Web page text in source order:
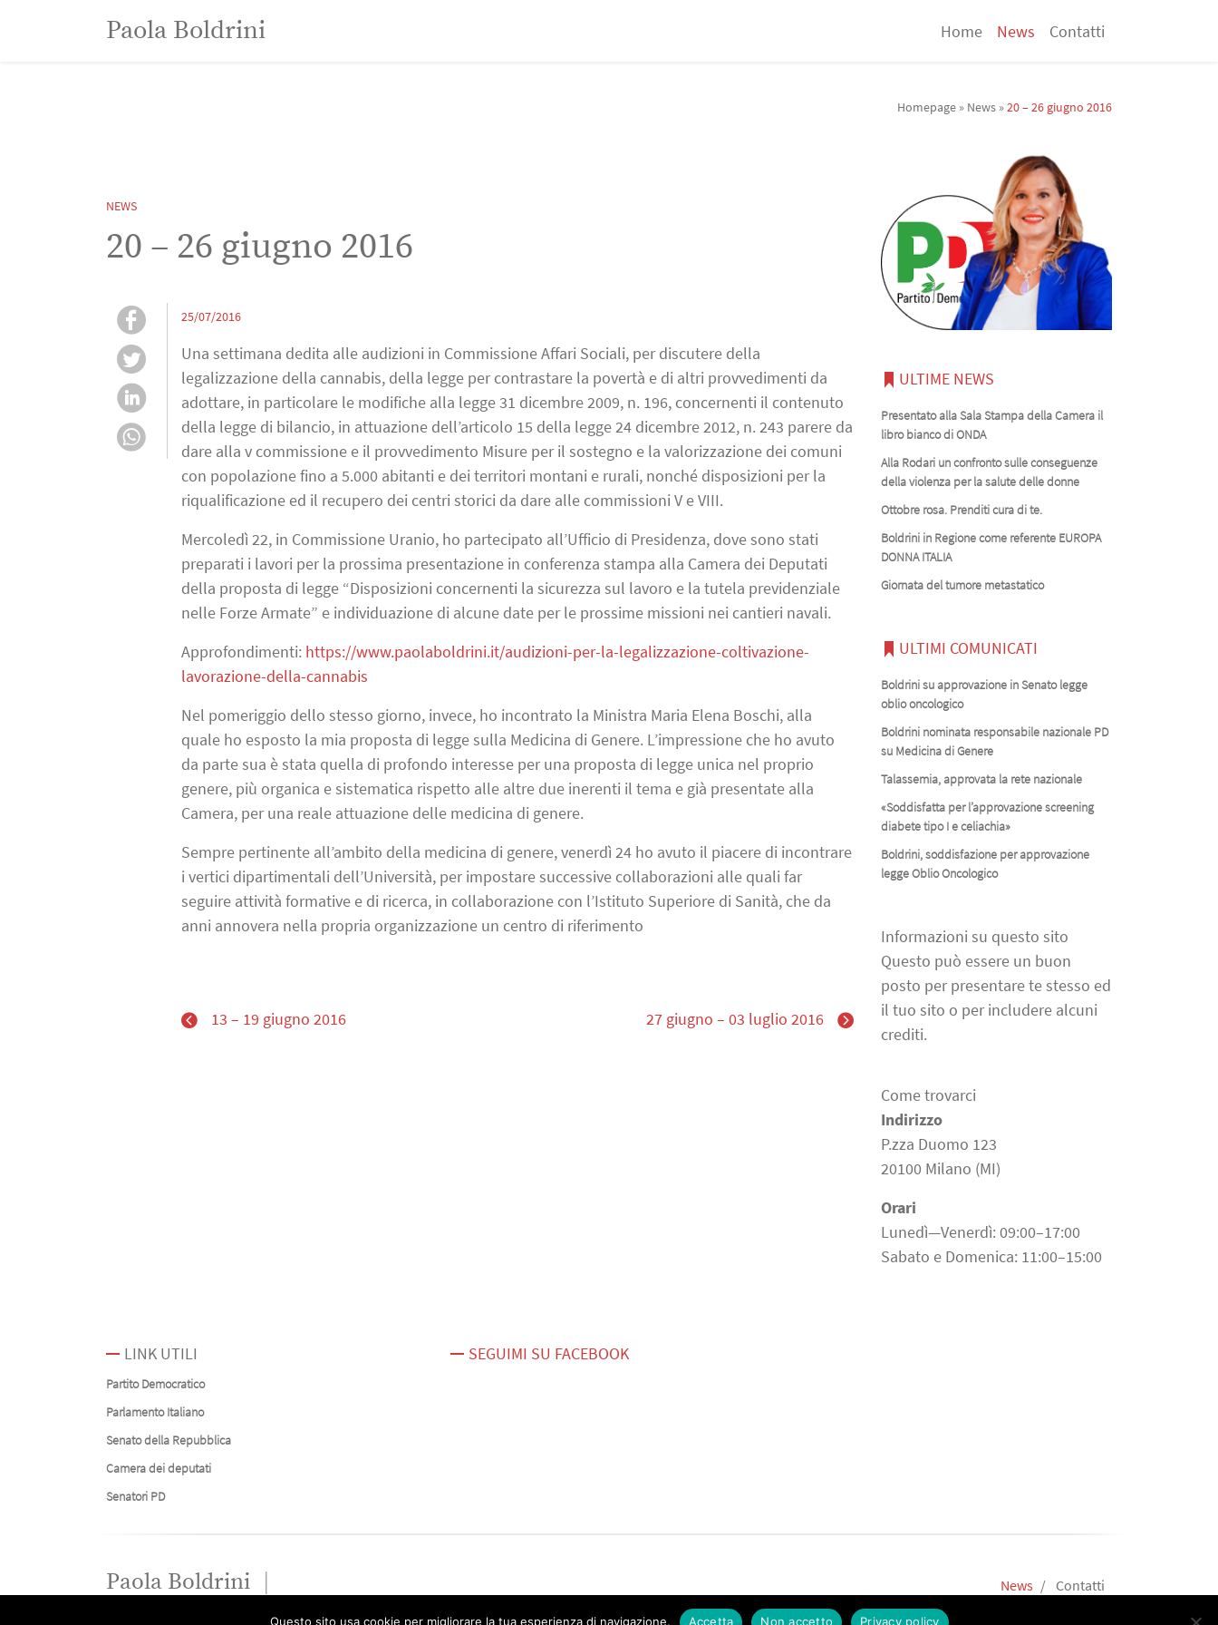
Paola BoldriniPaola Boldrini Home News Contatti
Homepage » News »20 – 26 giugno 2016
NEWS
20 – 26 giugno 2016
25/07/2016
Una settimana dedita alle audizioni in Commissione Affari Sociali, per discutere della
legalizzazione della cannabis, della legge per contrastare la povertà e di altri provvedimenti da
adottare, in particolare le modifiche alla legge 31 dicembre 2009, n. 196, concernenti il contenuto
della legge di bilancio, in attuazione dell’articolo 15 della legge 24 dicembre 2012, n. 243 parere da
dare alla v commissione e il provvedimento Misure per il sostegno e la valorizzazione dei comuni
con popolazione fino a 5.000 abitanti e dei territori montani e rurali, nonché disposizioni per la
riqualificazione ed il recupero dei centri storici da dare alle commissioni V e VIII.
Mercoledì 22, in Commissione Uranio, ho partecipato all’Ufficio di Presidenza, dove sono stati
preparati i lavori per la prossima presentazione in conferenza stampa alla Camera dei Deputati
della proposta di legge “Disposizioni concernenti la sicurezza sul lavoro e la tutela previdenziale
nelle Forze Armate” e individuazione di alcune date per le prossime missioni nei cantieri navali.
Approfondimenti: https://www.paolaboldrini.it/audizioni-per-la-legalizzazione-coltivazione-
lavorazione-della-cannabis
Nel pomeriggio dello stesso giorno, invece, ho incontrato la Ministra Maria Elena Boschi, alla
quale ho esposto la mia proposta di legge sulla Medicina di Genere. L’impressione che ho avuto
da parte sua è stata quella di profondo interesse per una proposta di legge unica nel proprio
genere, più organica e sistematica rispetto alle altre due inerenti il tema e già presentate alla
Camera, per una reale attuazione delle medicina di genere.
Sempre pertinente all’ambito della medicina di genere, venerdì 24 ho avuto il piacere di incontrare
i vertici dipartimentali dell’Università, per impostare successive collaborazioni alle quali far
seguire attività formative e di ricerca, in collaborazione con l’Istituto Superiore di Sanità, che da
anni annovera nella propria organizzazione un centro di riferimento
13 – 19 giugno 2016 27 giugno – 03 luglio 2016
ULTIME NEWS
Presentato alla Sala Stampa della Camera il
libro bianco di ONDA
Alla Rodari un confronto sulle conseguenze
della violenza per la salute delle donne
Ottobre rosa. Prenditi cura di te.
Boldrini in Regione come referente EUROPA
DONNA ITALIA
Giornata del tumore metastatico
ULTIMI COMUNICATI
Boldrini su approvazione in Senato legge
oblio oncologico
Boldrini nominata responsabile nazionale PD
su Medicina di Genere
Talassemia, approvata la rete nazionale
«Soddisfatta per l’approvazione screening
diabete tipo I e celiachia»
Boldrini, soddisfazione per approvazione
legge Oblio Oncologico
Informazioni su questo sito
Questo può essere un buon
posto per presentare te stesso ed
il tuo sito o per includere alcuni
crediti.
Come trovarci
Indirizzo
P.zza Duomo 123
20100 Milano (MI)
Orari
Lunedì—Venerdì: 09:00–17:00
Sabato e Domenica: 11:00–15:00
LINK UTILI
Partito Democratico
Parlamento Italiano
Senato della Repubblica
Camera dei deputati
Senatori PD
SEGUIMI SU FACEBOOK
Paola Boldrini News Contatti
Questo sito usa cookie per migliorare la tua esperienza di navigazione. Accetta Non accetto Privacy policy